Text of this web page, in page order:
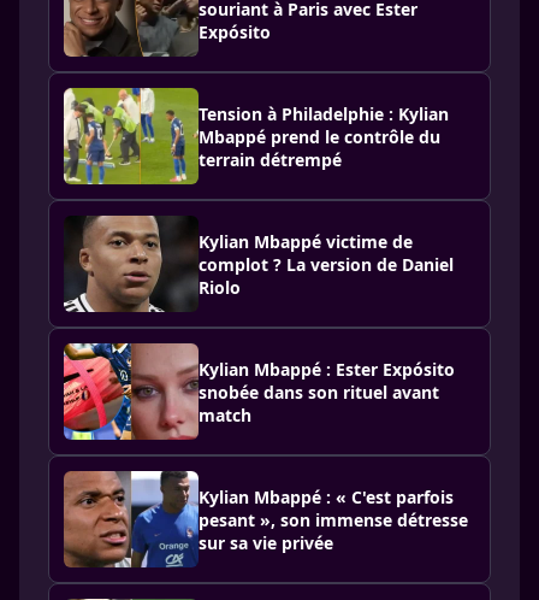
souriant à Paris avec Ester
Expósito
Tension à Philadelphie : Kylian
Mbappé prend le contrôle du
terrain détrempé
Kylian Mbappé victime de
complot ? La version de Daniel
Riolo
Kylian Mbappé : Ester Expósito
snobée dans son rituel avant
match
Kylian Mbappé : « C'est parfois
pesant », son immense détresse
sur sa vie privée